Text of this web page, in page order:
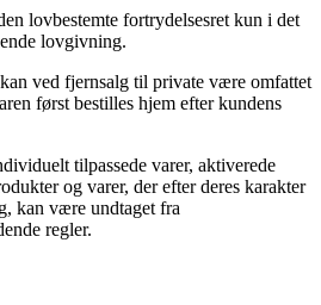
lovbestemte fortrydelsesret kun i det
lovgivning.
ved fjernsalg til private være omfattet
først bestilles hjem efter kundens
tilpassede varer, aktiverede
og varer, der efter deres karakter
kan være undtaget fra
regler.